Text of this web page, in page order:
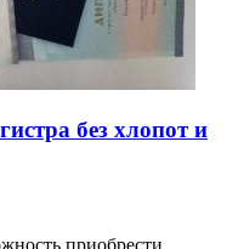
без хлопот и
приобрести